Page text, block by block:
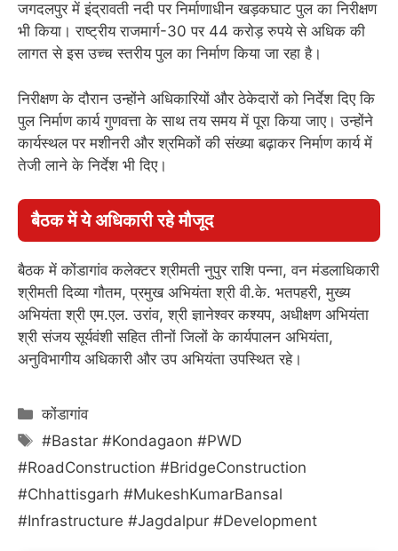
जगदलपुर में इंद्रावती नदी पर निर्माणाधीन खड़कघाट पुल का निरीक्षण
भी किया। राष्ट्रीय राजमार्ग-30 पर 44 करोड़ रुपये से अधिक की
लागत से इस उच्च स्तरीय पुल का निर्माण किया जा रहा है।
निरीक्षण के दौरान उन्होंने अधिकारियों और ठेकेदारों को निर्देश दिए कि
पुल निर्माण कार्य गुणवत्ता के साथ तय समय में पूरा किया जाए। उन्होंने
कार्यस्थल पर मशीनरी और श्रमिकों की संख्या बढ़ाकर निर्माण कार्य में
तेजी लाने के निर्देश भी दिए।
बैठक में ये अधिकारी रहे मौजूद
बैठक में कोंडागांव कलेक्टर श्रीमती नुपुर राशि पन्ना, वन मंडलाधिकारी
श्रीमती दिव्या गौतम, प्रमुख अभियंता श्री वी.के. भतपहरी, मुख्य
अभियंता श्री एम.एल. उरांव, श्री ज्ञानेश्वर कश्यप, अधीक्षण अभियंता
श्री संजय सूर्यवंशी सहित तीनों जिलों के कार्यपालन अभियंता,
अनुविभागीय अधिकारी और उप अभियंता उपस्थित रहे।
Categories
कोंडागांव
Tags
#Bastar #Kondagaon #PWD
#RoadConstruction #BridgeConstruction
#Chhattisgarh #MukeshKumarBansal
#Infrastructure #Jagdalpur #Development